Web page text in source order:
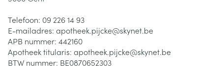
Telefoon: 09 226 14 93
E-mailadres: apotheek.pijcke@skynet.be
APB nummer: 442160
Apotheek titularis: apotheek.pijcke@skynet.be
BTW nummer: BE0870652303